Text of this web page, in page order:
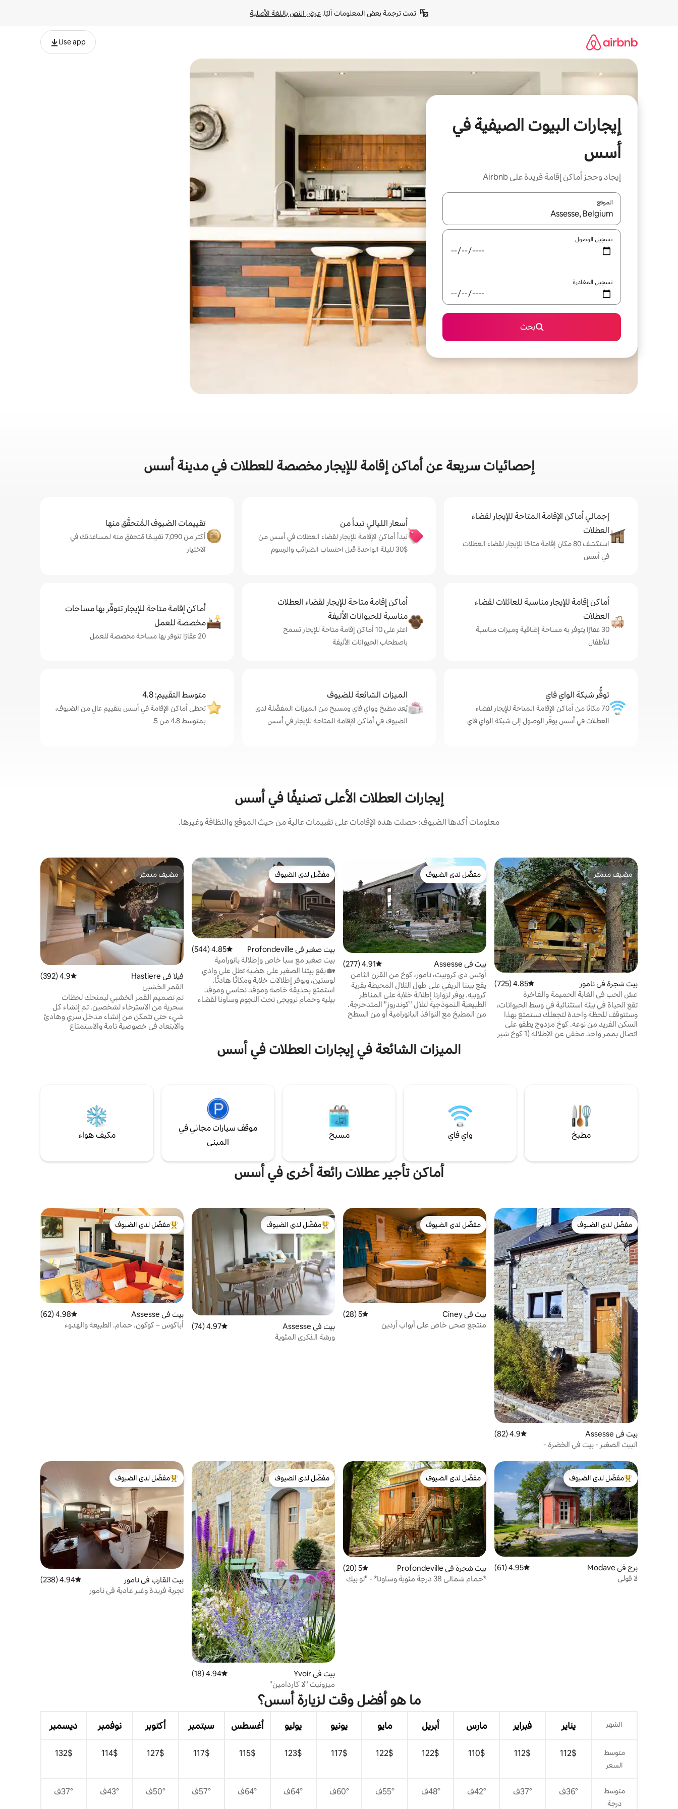
تمت ترجمة بعض المعلومات آليًا. عرض النص باللغة الأصلية
Use app
إيجارات البيوت الصيفية في
أسس
إيجاد وحجز أماكن إقامة فريدة على Airbnb
الموقع
عند توفر النتائج، انتقل باستخدام السهمين لأعلى ولأسفل أو استكشف عن طريق اللمس أو السحب.
تسجيل الوصول
تسجيل المغادرة
بحث
إحصائيات سريعة عن أماكن إقامة للإيجار مخصصة للعطلات في مدينة أسس
إجمالي أماكن الإقامة المتاحة للإيجار لقضاء
العطلات
استكشف 80 مكان إقامة متاحًا للإيجار لقضاء العطلات
في أسس
أسعار الليالي تبدأ من
تبدأ أماكن الإقامة للإيجار لقضاء العطلات في أسس من
$‏30 لليلة الواحدة قبل احتساب الضرائب والرسوم
تقييمات الضيوف المُتحقَّق منها
أكثر من 7,090 تقييمًا مُتحقق منه لمساعدتك في
الاختيار
أماكن إقامة للإيجار مناسبة للعائلات لقضاء
العطلات
30 عقارًا يتوفر به مساحة إضافية وميزات مناسبة
للأطفال
أماكن إقامة متاحة للإيجار لقضاء العطلات
مناسبة للحيوانات الأليفة
اعثر على 10 أماكن إقامة متاحة للإيجار تسمح
باصطحاب الحيوانات الأليفة
أماكن إقامة متاحة للإيجار تتوفّر بها مساحات
مخصصة للعمل
20 عقارًا تتوفر بها مساحة مخصصة للعمل
توفُّر شبكة الواي فاي
70 مكانًا من أماكن الإقامة المتاحة للإيجار لقضاء
العطلات في أسس يوفّر الوصول إلى شبكة الواي فاي
الميزات الشائعة للضيوف
يُعد مطبخ وواي فاي ومسبح من الميزات المفضّلة لدى
الضيوف في أماكن الإقامة المتاحة للإيجار في أسس
متوسط التقييم: 4.8
تحظى أماكن الإقامة في أسس بتقييم عالٍ من الضيوف،
بمتوسط 4.8 من 5.
إيجارات العطلات الأعلى تصنيفًا في أسس
معلومات أكدها الضيوف: حصلت هذه الإقامات على تقييمات عالية من حيث الموقع والنظافة وغيرها.
مضيف متميّز
مضيف متميّز
بيت شجرة في نامور متوسط التقييم 4.85 من 5، 725 مراجعات
4.85 (725)
عش الحب في الغابة الحميمة والفاخرة
تقع الحياة في بيئة استثنائية في وسط الحيوانات،
وستتوقف للحظة واحدة لتجعلك تستمتع بهذا
السكن الفريد من نوعه. كوخ مزدوج يطفو على
اتصال بممر واحد مخفي عن الإطلالة (1 كوخ شبر
مفضّل لدى الضيوف
مفضّل لدى الضيوف
بيت في Assesse متوسط التقييم 4.91 من 5، 277 مراجعات
4.91 (277)
أوتس دي كروبيت، نامور، كوخ من القرن الثامن
عشر
يقع بيتنا الريفي على طول التلال المحيطة بقرية
كروبيه. يوفر لزوارنا إطلالة خلابة على المناظر
الطبيعية النموذجية لتلال "كوندروز" المتدحرجة.
من المطبخ مع النوافذ البانورامية أو من السطح
مساحة 200 متر مربع. في الطابق الأرضي: غرفة
معيشة حول النار المفتوحة وغرفة خدمة ومطبخ
مجهز بالكامل ومساحة لتناول الطعام وسطح.
مفضّل لدى الضيوف
مفضّل لدى الضيوف
بيت صغير في Profondeville متوسط التقييم 4.85 من 5، 544 مراجعات
4.85 (544)
بيت صغير مع سبا خاص وإطلالة بانورامية
🏡 يقع بيتنا الصغير على هضبة تطل على وادي
لوستين، ويوفر إطلالات خلابة ومكانًا هادئًا.
استمتع بحديقة خاصة وموقد نحاسي وموقد
بيليه وحمام نرويجي تحت النجوم وساونا لقضاء
الطبيعة... ومع نفسك. 🌿✨
مضيف متميّز
مضيف متميّز
فيلا في Hastiere متوسط التقييم 4.9 من 5، 392 مراجعات
4.9 (392)
القمر الخشبي
تم تصميم القمر الخشبي ليمنحك لحظات
سحرية من الاسترخاء لشخصين. تم إنشاء كل
شيء حتى تتمكن من إنشاء مدخل سري وهادئ
والابتعاد في خصوصية تامة والاستمتاع
الميزات الشائعة في إيجارات العطلات في أسس
مطبخ واي فاي مسبح
موقف سيارات مجاني في
المبنى
مكيف هواء
أماكن تأجير عطلات رائعة أخرى في أسس
مفضّل لدى الضيوف
مفضّل لدى الضيوف
بيت في Assesse متوسط التقييم 4.9 من 5، 82 مراجعات
4.9 (82)
البيت الصغير - بيت في الخضرة -
مفضّل لدى الضيوف
مفضّل لدى الضيوف
بيت في Ciney متوسط التقييم 5 من 5، 28 مراجعات
5 (28)
منتجع صحي خاص على أبواب أردين
من أبرز البيوت المفضّلة لدى الضيوف
مفضّل لدى الضيوف
بيت في Assesse متوسط التقييم 4.97 من 5، 74 مراجعات
4.97 (74)
ورشة الذكرى المئوية
من أبرز البيوت المفضّلة لدى الضيوف
مفضّل لدى الضيوف
بيت في Assesse متوسط التقييم 4.98 من 5، 62 مراجعات
4.98 (62)
أباكوس – كوكون. حمام. الطبيعة والهدوء
من أبرز البيوت المفضّلة لدى الضيوف
مفضّل لدى الضيوف
برج في Modave متوسط التقييم 4.95 من 5، 61 مراجعات
4.95 (61)
لا فولي
مفضّل لدى الضيوف
مفضّل لدى الضيوف
بيت شجرة في Profondeville متوسط التقييم 5 من 5، 20 مراجعات
5 (20)
*حمام شمالي 38 درجة مئوية وساونا* - "لو بيك
مفضّل لدى الضيوف
مفضّل لدى الضيوف
بيت في Yvoir متوسط التقييم 4.94 من 5، 18 مراجعات
4.94 (18)
ميزونيت "لا كاردامين"
من أبرز البيوت المفضّلة لدى الضيوف
مفضّل لدى الضيوف
بيت القارب في نامور متوسط التقييم 4.94 من 5، 238 مراجعات
4.94 (238)
تجربة فريدة وغير عادية في نامور
ما هو أفضل وقت لزيارة أسس؟
الشهر يناير فبراير مارس أبريل مايو يونيو يوليو أغسطس سبتمبر أكتوبر نوفمبر ديسمبر
متوسط
السعر
$‏112
$‏112
$‏110
$‏122
$‏122
$‏117
$‏123
$‏115
$‏117
$‏127
$‏114
$‏132
متوسط
درجة
36°ف 37°ف 42°ف 48°ف 55°ف 60°ف 64°ف 64°ف 57°ف 50°ف 43°ف 37°ف